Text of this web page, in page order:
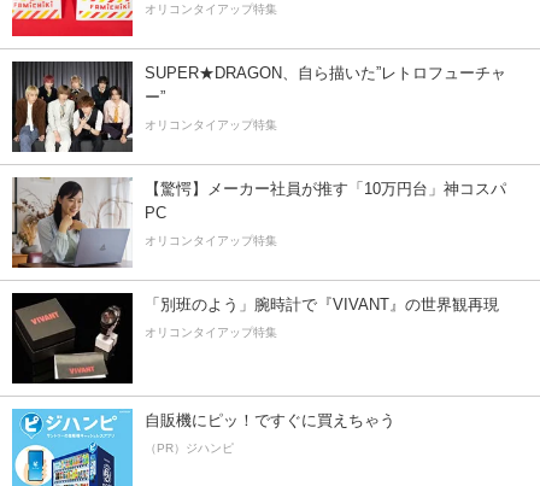
オリコンタイアップ特集
SUPER★DRAGON、自ら描いた”レトロフューチャ
ー”
オリコンタイアップ特集
【驚愕】メーカー社員が推す「10万円台」神コスパ
PC
オリコンタイアップ特集
「別班のよう」腕時計で『VIVANT』の世界観再現
オリコンタイアップ特集
自販機にピッ！ですぐに買えちゃう
（PR）ジハンピ